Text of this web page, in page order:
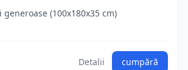
(100x180x35 cm)
Detalii cumpără